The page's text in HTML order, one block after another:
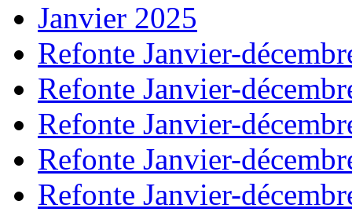
Janvier 2025
Refonte Janvier-
Refonte Janvier-
Refonte Janvier-
Refonte Janvier-
Refonte Janvier-